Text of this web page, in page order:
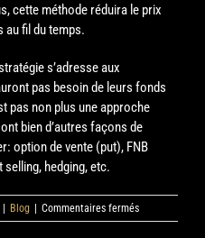
cette méthode réduira le prix
au fil du temps.
s’adresse aux
pas besoin de leurs fonds
pas non plus une approche
bien d’autres façons de
option de vente (put), FNB
hedging, etc.
| Blog | Commentaires ferméssur
Comment